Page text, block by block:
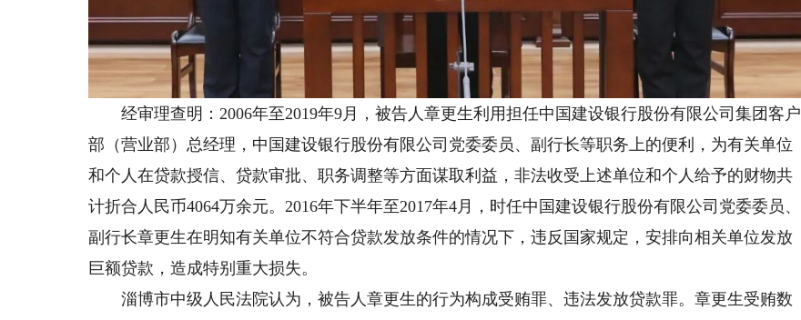
经审理查明：2006年至2019年9月，被告人章更生利用担任中国建设银行股份有限公司集团客户
部（营业部）总经理，中国建设银行股份有限公司党委委员、副行长等职务上的便利，为有关单位
和个人在贷款授信、贷款审批、职务调整等方面谋取利益，非法收受上述单位和个人给予的财物共
计折合人民币4064万余元。2016年下半年至2017年4月，时任中国建设银行股份有限公司党委委员、
副行长章更生在明知有关单位不符合贷款发放条件的情况下，违反国家规定，安排向相关单位发放
巨额贷款，造成特别重大损失。
淄博市中级人民法院认为，被告人章更生的行为构成受贿罪、违法发放贷款罪。章更生受贿数